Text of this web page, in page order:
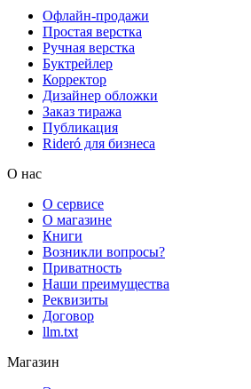
Офлайн-продажи
Простая верстка
Ручная верстка
Буктрейлер
Корректор
Дизайнер обложки
Заказ тиража
Публикация
Rideró для бизнеса
О нас
О сервисе
О магазине
Книги
Возникли вопросы?
Приватность
Наши преимущества
Реквизиты
Договор
llm.txt
Магазин